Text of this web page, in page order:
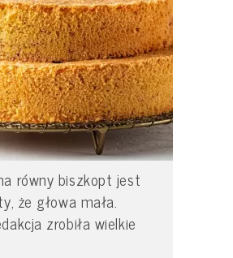
równy biszkopt jest
że głowa mała.
zrobiła wielkie